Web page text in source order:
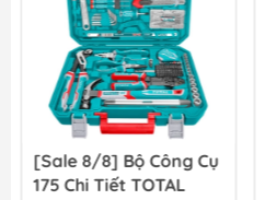
[Sale 8/8] Bộ Công Cụ
175 Chi Tiết TOTAL